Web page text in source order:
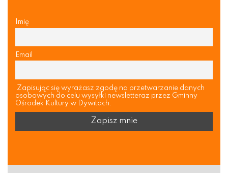
Imię
Email
Zapisując się wyrażasz zgodę na przetwarzanie danych
osobowych do celu wysyłki newsletteraz przez Gminny
Ośrodek Kultury w Dywitach.